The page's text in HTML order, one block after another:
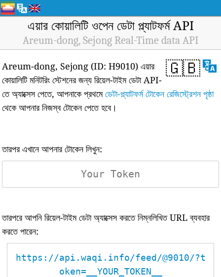
এয়ার কোয়ালিটি ওপেন ডেটা প্ল্যাটফর্ম API
Areum-dong, Sejong Real-Time data API
🇬🇧
Areum-dong, Sejong (ID: H9010) এয়ার
কোয়ালিটি মনিটরিং স্টেশনের জন্য রিয়েল-টাইম ডেটা API-
তে অ্যাক্সেস পেতে, আপনাকে প্রথমেডেটা-প্ল্যাটফর্ম টোকেন রেজিস্ট্রেশন পৃষ্ঠা
থেকে আপনার নিজস্ব টোকেন পেতে হবে।
তারপর এখানে আপনার টোকেন লিখুন:
তারপরে আপনি রিয়েল-টাইম ডেটা অ্যাক্সেস করতে নিম্নলিখিত URL ব্যবহার
করতে পারেন:
https://api.waqi.info/feed/@9010/?t
oken=__YOUR_TOKEN__